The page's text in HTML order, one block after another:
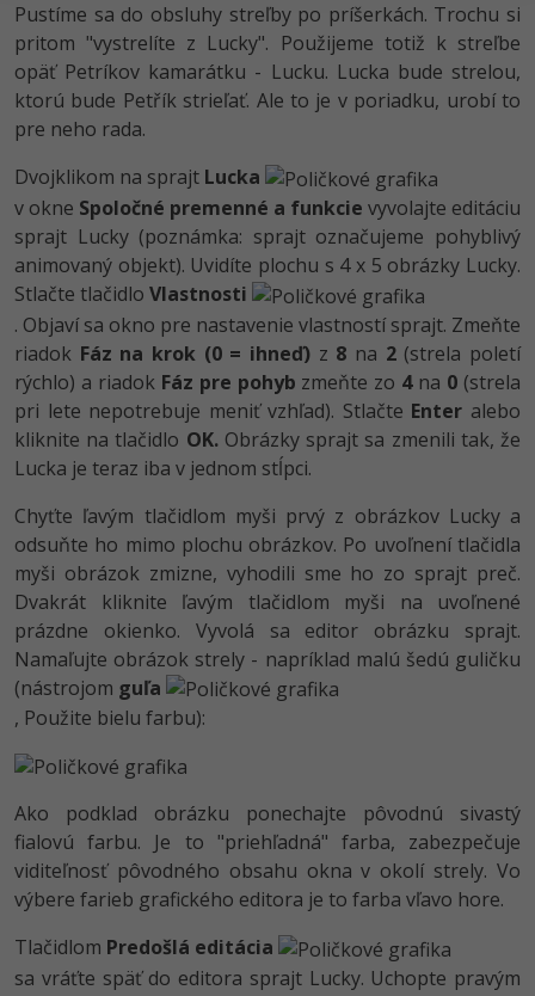
Pustíme sa do obsluhy streľby po príšerkách. Trochu si
pritom "vystrelíte z Lucky". Použijeme totiž k streľbe
opäť Petríkov kamarátku - Lucku. Lucka bude strelou,
ktorú bude Petřík strieľať. Ale to je v poriadku, urobí to
pre neho rada.
Dvojklikom na sprajt Lucka
v okne Spoločné premenné a funkcie vyvolajte editáciu
sprajt Lucky (poznámka: sprajt označujeme pohyblivý
animovaný objekt). Uvidíte plochu s 4 x 5 obrázky Lucky.
Stlačte tlačidlo Vlastnosti
. Objaví sa okno pre nastavenie vlastností sprajt. Zmeňte
riadok Fáz na krok (0 = ihneď) z 8 na 2(strela poletí
rýchlo) a riadok Fáz pre pohyb zmeňte zo 4na 0 (strela
pri lete nepotrebuje meniť vzhľad). Stlačte Enter alebo
kliknite na tlačidlo OK.Obrázky sprajt sa zmenili tak, že
Lucka je teraz iba v jednom stĺpci.
Chyťte ľavým tlačidlom myši prvý z obrázkov Lucky a
odsuňte ho mimo plochu obrázkov. Po uvoľnení tlačidla
myši obrázok zmizne, vyhodili sme ho zo sprajt preč.
Dvakrát kliknite ľavým tlačidlom myši na uvoľnené
prázdne okienko. Vyvolá sa editor obrázku sprajt.
Namaľujte obrázok strely - napríklad malú šedú guličku
(nástrojom guľa
, Použite bielu farbu):
Ako podklad obrázku ponechajte pôvodnú sivastý
fialovú farbu. Je to "priehľadná" farba, zabezpečuje
viditeľnosť pôvodného obsahu okna v okolí strely. Vo
výbere farieb grafického editora je to farba vľavo hore.
Tlačidlom Predošlá editácia
sa vráťte späť do editora sprajt Lucky. Uchopte pravým